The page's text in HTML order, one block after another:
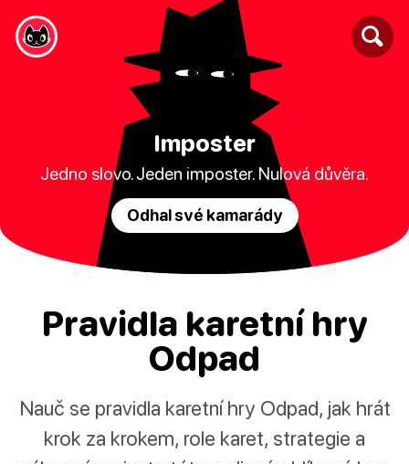
Imposter
Jedno slovo. Jeden imposter. Nulová důvěra.
Odhal své kamarády
Pravidla karetní hry
Odpad
Nauč se pravidla karetní hry Odpad, jak hrát
krok za krokem, role karet, strategie a